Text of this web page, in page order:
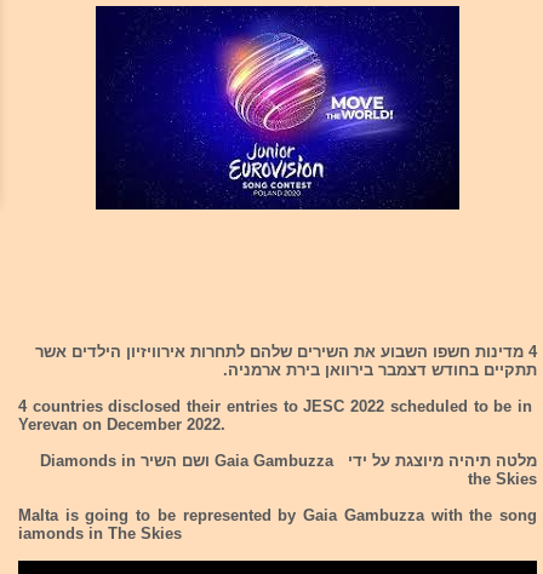
4 מדינות חשפו השבוע את השירים שלהם לתחרות אירוויזיון הילדים אשר
תתקיים בחודש דצמבר בירוואן בירת ארמניה.
4 countries disclosed their entries to JESC 2022 scheduled to be in
Yerevan on December 2022.
מלטה תיהיה מיוצגת על ידי Gaia Gambuzza ושם השיר Diamonds in
the Skies
Malta is going to be represented by Gaia Gambuzza with the song
iamonds in The Skies